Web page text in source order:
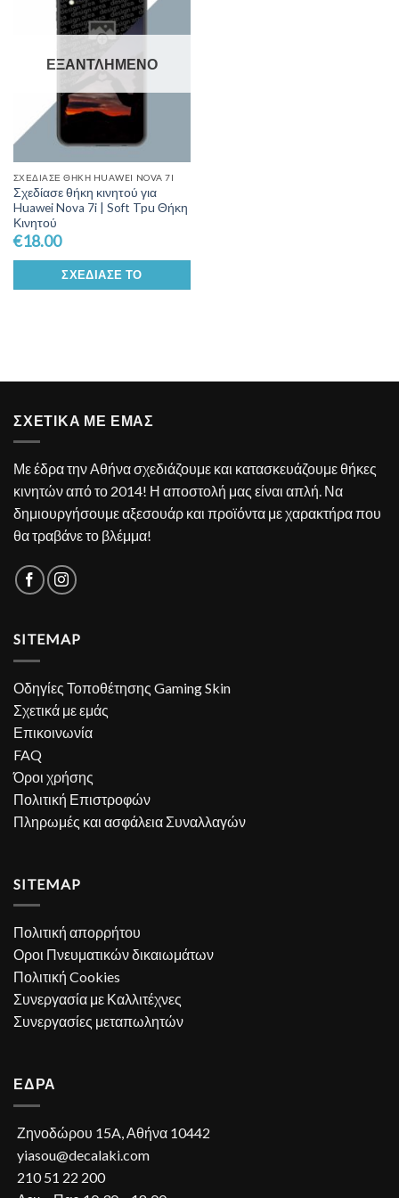
Wishlist
ΕΞΑΝΤΛΗΜΈΝΟ
ΣΧΕΔΊΑΣΕ ΘΉΚΗ HUAWEI NOVA 7I
Σχεδίασε θήκη κινητού για
Huawei Nova 7i | Soft Tpu Θήκη
Κινητού
€18.00
ΣΧΕΔΊΑΣΕ ΤΟ
ΣΧΕΤΙΚΑ ΜΕ ΕΜΑΣ
Με έδρα την Αθήνα σχεδιάζουμε και κατασκευάζουμε θήκες
κινητών από το 2014! Η αποστολή μας είναι απλή. Να
δημιουργήσουμε αξεσουάρ και προϊόντα με χαρακτήρα που
θα τραβάνε το βλέμμα!
SITEMAP
Οδηγίες Τοποθέτησης Gaming Skin
Σχετικά με εμάς
Επικοινωνία
FAQ
Όροι χρήσης
Πολιτική Επιστροφών
Πληρωμές και ασφάλεια Συναλλαγών
SITEMAP
Πολιτική απορρήτου
Οροι Πνευματικών δικαιωμάτων
Πολιτική Cookies
Συνεργασία με Καλλιτέχνες
Συνεργασίες μεταπωλητών
ΕΔΡΑ
Ζηνοδώρου 15A, Αθήνα 10442
yiasou@decalaki.com
210 51 22 200